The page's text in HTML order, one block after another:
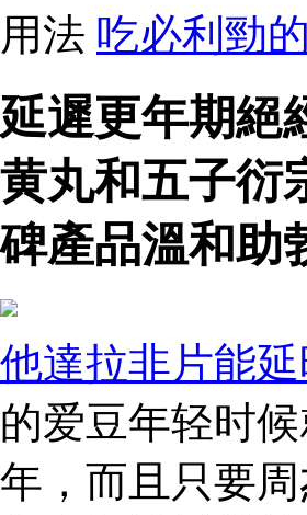
用法 吃必利勁
延遲更年期絕
黄丸和五子衍
碑產品溫和助
他達拉非片能延
的爱豆年轻时
年，而且只要